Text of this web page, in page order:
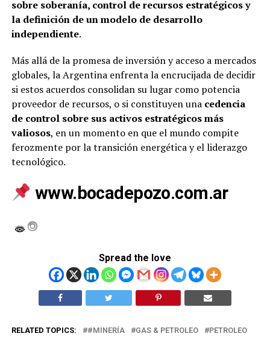
sobre soberanía, control de recursos estratégicos y
la definición de un modelo de desarrollo
independiente.
Más allá de la promesa de inversión y acceso a mercados
globales, la Argentina enfrenta la encrucijada de decidir
si estos acuerdos consolidan su lugar como potencia
proveedor de recursos, o si constituyen una cedencia
de control sobre sus activos estratégicos más
valiosos, en un momento en que el mundo compite
ferozmente por la transición energética y el liderazgo
tecnológico.
www.bocadepozo.com.ar
Spread the love
RELATED TOPICS: #MINERÍA GAS & PETROLEO PETROLEO